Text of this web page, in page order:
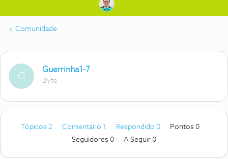
Comunidade
G
Guerrinha1-7
Byte
Tópicos 2 Comentário 1 Respondido 0
Pontos 0
Seguidores 0 A Seguir 0